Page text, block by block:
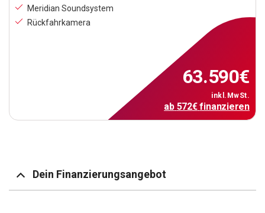
Meridian Soundsystem
Rückfahrkamera
63.590€
inkl.MwSt.
ab 572€finanzieren
Dein Finanzierungsangebot